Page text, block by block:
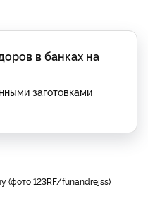
в банках на
заготовками
(фото 123RF/funandrejss)